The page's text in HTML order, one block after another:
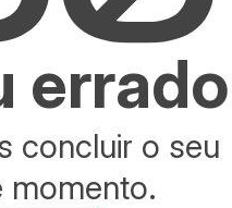
errado
concluir o seu
momento.